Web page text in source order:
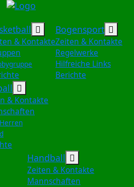
Informationen: Allgemein
Weitere
& Kontakte
Bogensport
Zeiten & Kontakte
Regelwerke
Hilfreiche Links
Berichte
Dart
& Kontakte
Informationen: Gymnastik
Handball
Zeiten & Kontakte
Mannschaften